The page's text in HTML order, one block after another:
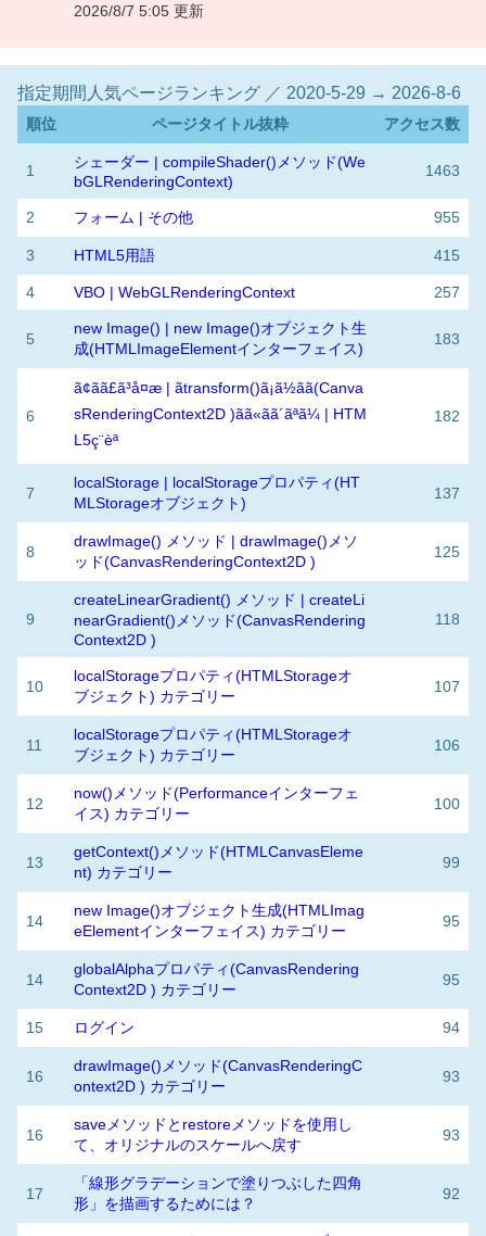
2026/8/7 5:05 更新
指定期間人気ページランキング ／ 2020-5-29 → 2026-8-6
順位 ページタイトル抜粋 アクセス数
1
シェーダー | compileShader()メソッド(We
bGLRenderingContext)
1463
2 フォーム | その他 955
3 HTML5用語 415
4 VBO | WebGLRenderingContext 257
5
new Image() | new Image()オブジェクト生
成(HTMLImageElementインターフェイス)
183
6
ã¢ãã£ã³å¤æ | ãtransform()ã¡ã½ãã(Canva
sRenderingContext2D )ãã«ãã´ãªã¼ | HTM
L5ç¨èª
182
7
localStorage | localStorageプロパティ(HT
MLStorageオブジェクト)
137
8
drawImage() メソッド | drawImage()メソ
ッド(CanvasRenderingContext2D )
125
9
createLinearGradient() メソッド | createLi
nearGradient()メソッド(CanvasRendering
Context2D )
118
10
localStorageプロパティ(HTMLStorageオ
ブジェクト) カテゴリー
107
11
localStorageプロパティ(HTMLStorageオ
ブジェクト) カテゴリー
106
12
now()メソッド(Performanceインターフェ
イス) カテゴリー
100
13
getContext()メソッド(HTMLCanvasEleme
nt) カテゴリー
99
14
new Image()オブジェクト生成(HTMLImag
eElementインターフェイス) カテゴリー
95
14
globalAlphaプロパティ(CanvasRendering
Context2D ) カテゴリー
95
15 ログイン 94
16
drawImage()メソッド(CanvasRenderingC
ontext2D ) カテゴリー
93
16
saveメソッドとrestoreメソッドを使用し
て、オリジナルのスケールへ戻す
93
17
「線形グラデーションで塗りつぶした四角
形」を描画するためには？
92